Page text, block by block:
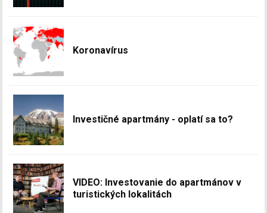
Koronavírus
Investičné apartmány - oplatí sa to?
VIDEO: Investovanie do apartmánov v
turistických lokalitách